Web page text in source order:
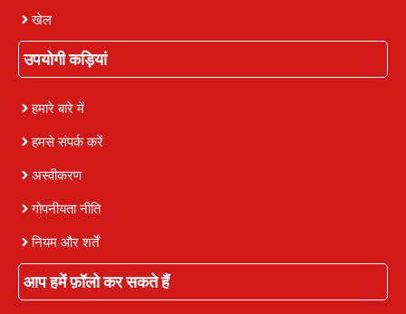
खेल
उपयोगी कड़ियां
हमारे बारे में
हमसे संपर्क करें
अस्वीकरण
गोपनीयता नीति
नियम और शर्तें
आप हमें फ़ॉलो कर सकते हैं